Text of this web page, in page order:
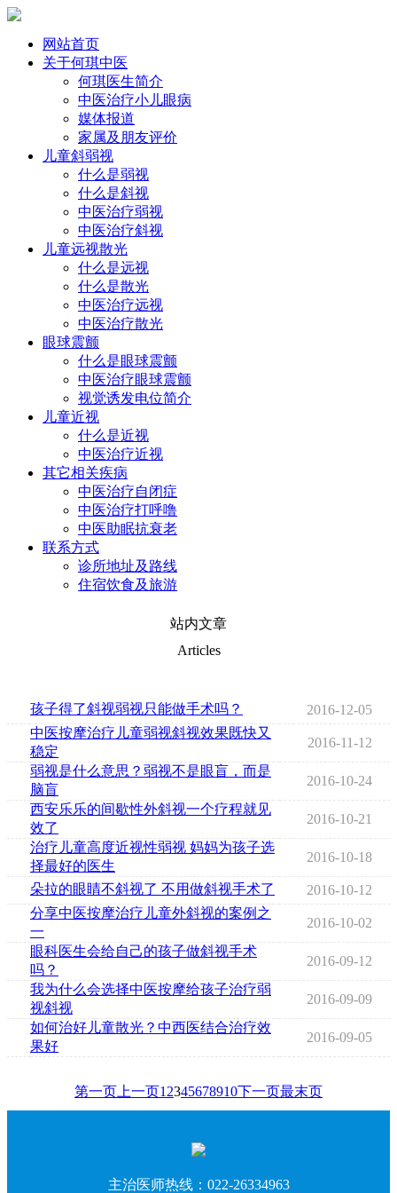
网站首页
关于何琪中医
何琪医生简介
中医治疗小儿眼病
媒体报道
家属及朋友评价
儿童斜弱视
什么是弱视
什么是斜视
中医治疗弱视
中医治疗斜视
儿童远视散光
什么是远视
什么是散光
中医治疗远视
中医治疗散光
眼球震颤
什么是眼球震颤
中医治疗眼球震颤
视觉诱发电位简介
儿童近视
什么是近视
中医治疗近视
其它相关疾病
中医治疗自闭症
中医治疗打呼噜
中医助眠抗衰老
联系方式
诊所地址及路线
住宿饮食及旅游
站内文章
Articles
孩子得了斜视弱视只能做手术吗？
2016-12-05
中医按摩治疗儿童弱视斜视效果既快又
稳定
2016-11-12
弱视是什么意思？弱视不是眼盲，而是
脑盲
2016-10-24
西安乐乐的间歇性外斜视一个疗程就见
效了
2016-10-21
治疗儿童高度近视性弱视 妈妈为孩子选
择最好的医生
2016-10-18
朵拉的眼睛不斜视了 不用做斜视手术了
2016-10-12
分享中医按摩治疗儿童外斜视的案例之
一
2016-10-02
眼科医生会给自己的孩子做斜视手术
吗？
2016-09-12
我为什么会选择中医按摩给孩子治疗弱
视斜视
2016-09-09
如何治好儿童散光？中西医结合治疗效
果好
2016-09-05
第一页 上一页1 2345678910下一页最末页
主治医师热线： 022-26334963